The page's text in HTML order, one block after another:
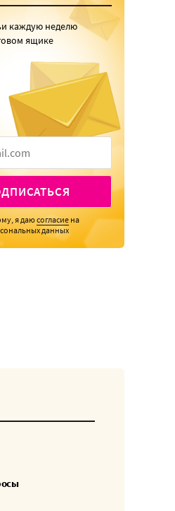
каждую неделю
ящике
я даюсогласие на
данных